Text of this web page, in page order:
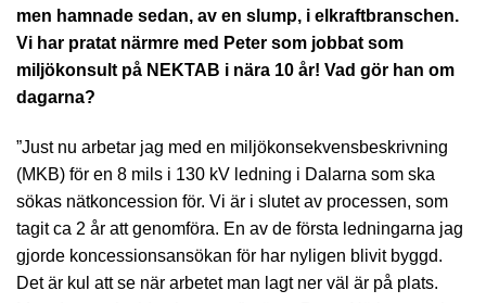
men hamnade sedan, av en slump, i elkraftbranschen.
Vi har pratat närmre med Peter som jobbat som
miljökonsult på NEKTAB i nära 10 år! Vad gör han om
dagarna?
”Just nu arbetar jag med en miljökonsekvensbeskrivning
(MKB) för en 8 mils i 130 kV ledning i Dalarna som ska
sökas nätkoncession för. Vi är i slutet av processen, som
tagit ca 2 år att genomföra. En av de första ledningarna jag
gjorde koncessionsansökan för har nyligen blivit byggd.
Det är kul att se när arbetet man lagt ner väl är på plats.